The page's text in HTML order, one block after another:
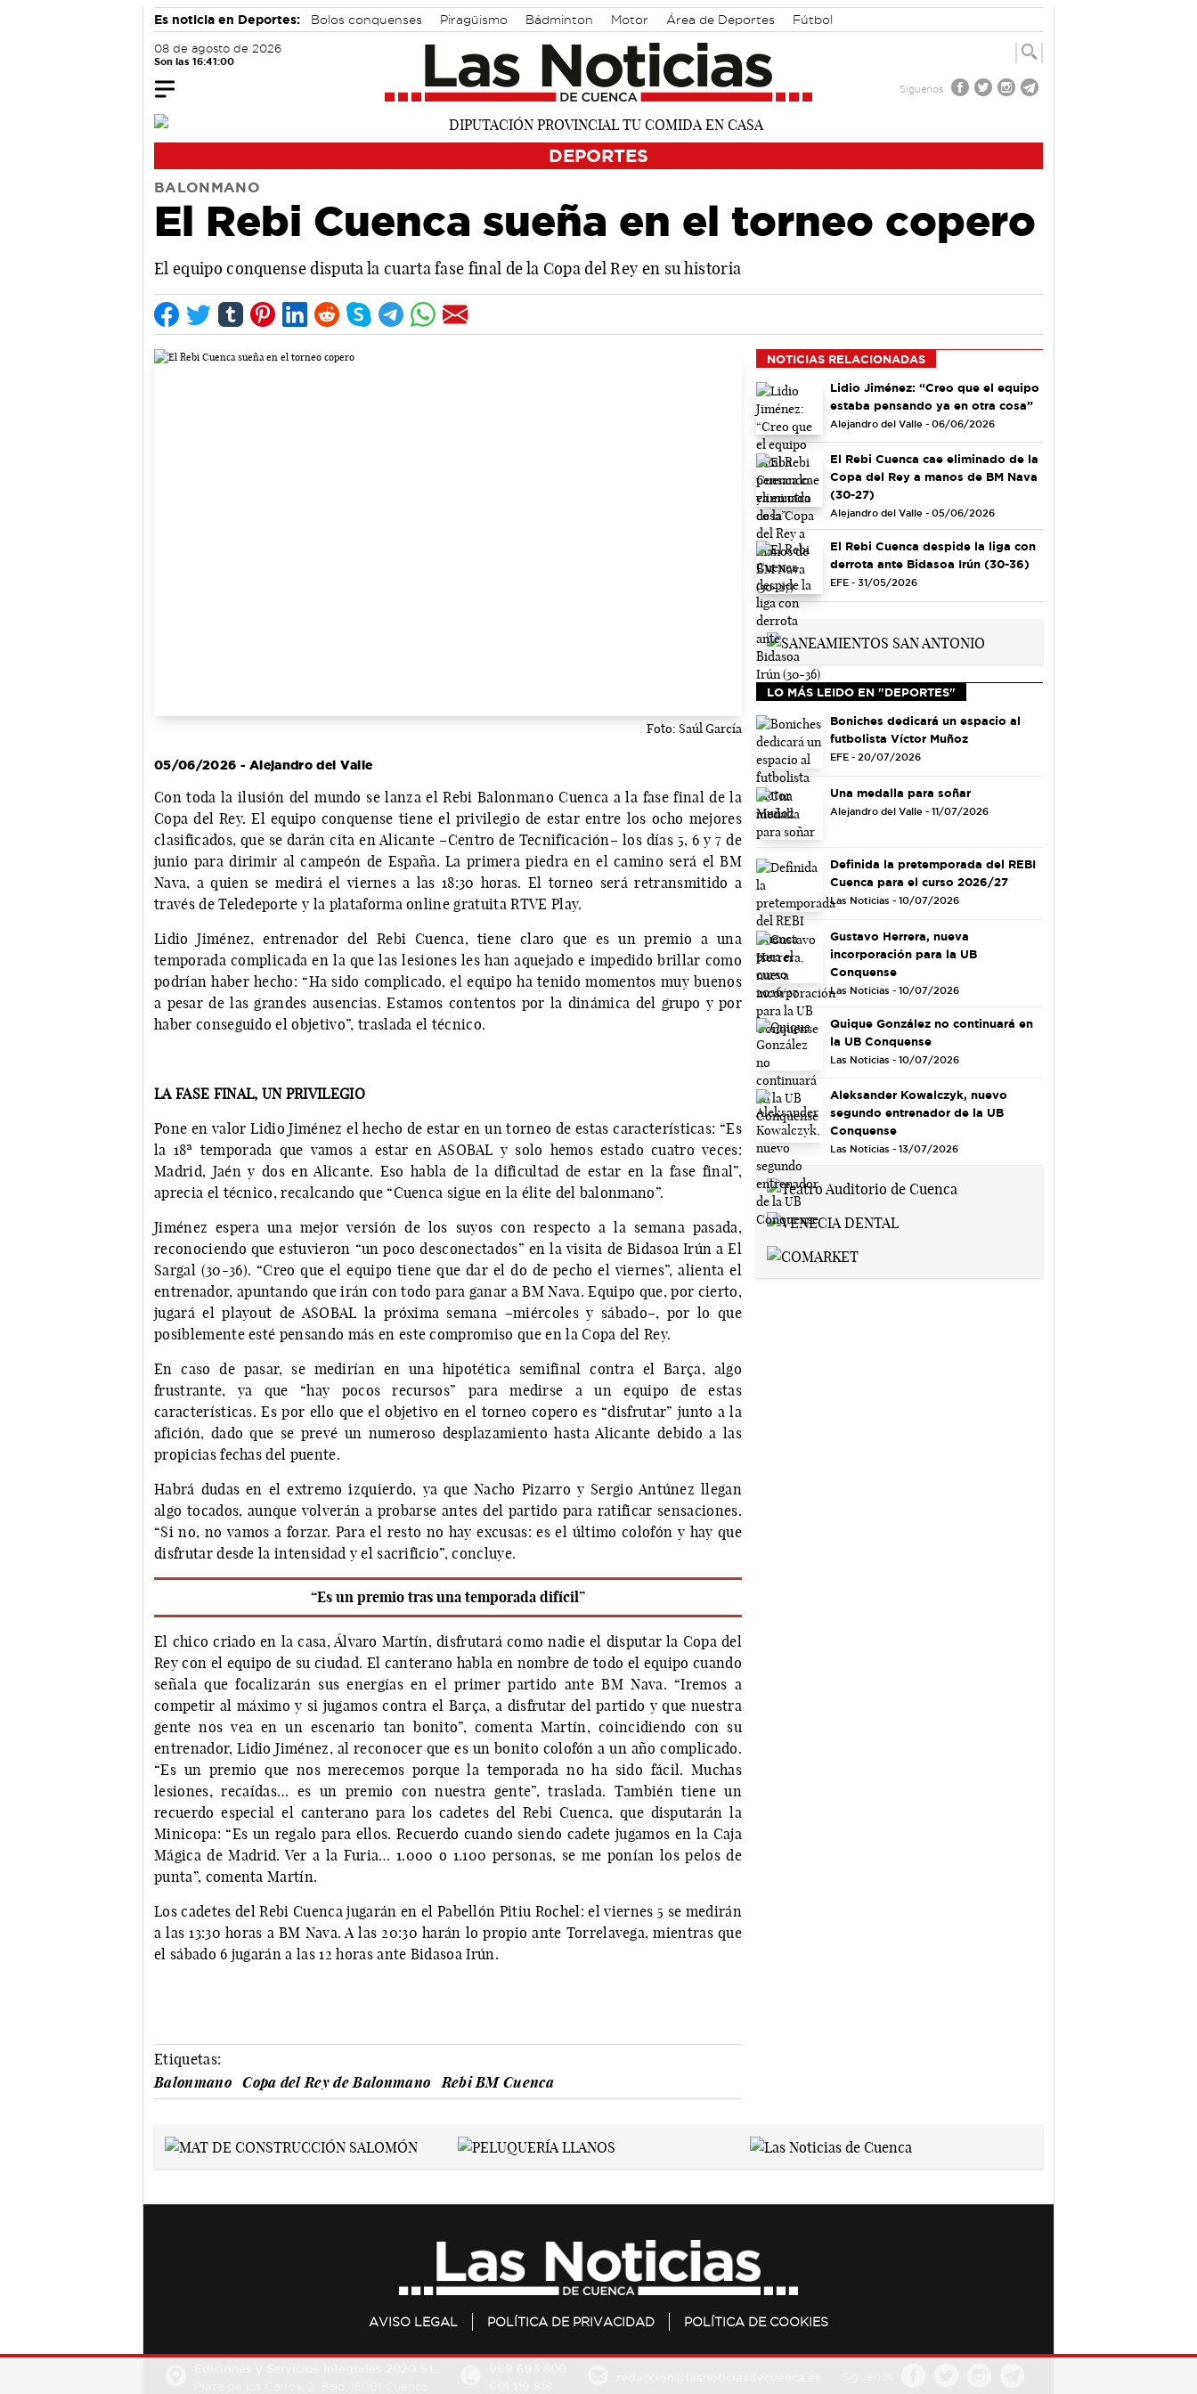
Es noticia en Deportes: Bolos conquenses Piragüismo Bádminton Motor Área de Deportes Fútbol
08 de agosto de 2026
Son las 16:41:01
Síguenos
DEPORTES
BALONMANO
El Rebi Cuenca sueña en el torneo copero
El equipo conquense disputa la cuarta fase final de la Copa del Rey en su historia
Foto: Saúl García
05/06/2026 - Alejandro del Valle
Con toda la ilusión del mundo se lanza el Rebi Balonmano Cuenca a la fase final de la
Copa del Rey. El equipo conquense tiene el privilegio de estar entre los ocho mejores
clasificados, que se darán cita en Alicante –Centro de Tecnificación– los días 5, 6 y 7 de
junio para dirimir al campeón de España. La primera piedra en el camino será el BM
Nava, a quien se medirá el viernes a las 18:30 horas. El torneo será retransmitido a
través de Teledeporte y la plataforma online gratuita RTVE Play.
Lidio Jiménez, entrenador del Rebi Cuenca, tiene claro que es un premio a una
temporada complicada en la que las lesiones les han aquejado e impedido brillar como
podrían haber hecho: “Ha sido complicado, el equipo ha tenido momentos muy buenos
a pesar de las grandes ausencias. Estamos contentos por la dinámica del grupo y por
haber conseguido el objetivo”, traslada el técnico.
LA FASE FINAL, UN PRIVILEGIO
Pone en valor Lidio Jiménez el hecho de estar en un torneo de estas características: “Es
la 18ª temporada que vamos a estar en ASOBAL y solo hemos estado cuatro veces:
Madrid, Jaén y dos en Alicante. Eso habla de la dificultad de estar en la fase final”,
aprecia el técnico, recalcando que “Cuenca sigue en la élite del balonmano”.
Jiménez espera una mejor versión de los suyos con respecto a la semana pasada,
reconociendo que estuvieron “un poco desconectados” en la visita de Bidasoa Irún a El
Sargal (30-36). “Creo que el equipo tiene que dar el do de pecho el viernes”, alienta el
entrenador, apuntando que irán con todo para ganar a BM Nava. Equipo que, por cierto,
jugará el playout de ASOBAL la próxima semana –miércoles y sábado–, por lo que
posiblemente esté pensando más en este compromiso que en la Copa del Rey.
En caso de pasar, se medirían en una hipotética semifinal contra el Barça, algo
frustrante, ya que “hay pocos recursos” para medirse a un equipo de estas
características. Es por ello que el objetivo en el torneo copero es “disfrutar” junto a la
afición, dado que se prevé un numeroso desplazamiento hasta Alicante debido a las
propicias fechas del puente.
Habrá dudas en el extremo izquierdo, ya que Nacho Pizarro y Sergio Antúnez llegan
algo tocados, aunque volverán a probarse antes del partido para ratificar sensaciones.
“Si no, no vamos a forzar. Para el resto no hay excusas: es el último colofón y hay que
disfrutar desde la intensidad y el sacrificio”, concluye.
“Es un premio tras una temporada difícil”
El chico criado en la casa, Álvaro Martín, disfrutará como nadie el disputar la Copa del
Rey con el equipo de su ciudad. El canterano habla en nombre de todo el equipo cuando
señala que focalizarán sus energías en el primer partido ante BM Nava. “Iremos a
competir al máximo y si jugamos contra el Barça, a disfrutar del partido y que nuestra
gente nos vea en un escenario tan bonito”, comenta Martín, coincidiendo con su
entrenador, Lidio Jiménez, al reconocer que es un bonito colofón a un año complicado.
“Es un premio que nos merecemos porque la temporada no ha sido fácil. Muchas
lesiones, recaídas… es un premio con nuestra gente”, traslada. También tiene un
recuerdo especial el canterano para los cadetes del Rebi Cuenca, que disputarán la
Minicopa: “Es un regalo para ellos. Recuerdo cuando siendo cadete jugamos en la Caja
Mágica de Madrid. Ver a la Furia… 1.000 o 1.100 personas, se me ponían los pelos de
punta”, comenta Martín.
Los cadetes del Rebi Cuenca jugarán en el Pabellón Pitiu Rochel: el viernes 5 se medirán
a las 13:30 horas a BM Nava. A las 20:30 harán lo propio ante Torrelavega, mientras que
el sábado 6 jugarán a las 12 horas ante Bidasoa Irún.
Etiquetas:
Balonmano
Copa del Rey de Balonmano Rebi BM Cuenca
NOTICIAS RELACIONADAS
Lidio Jiménez: “Creo que el equipo
estaba pensando ya en otra cosa”
Alejandro del Valle - 06/06/2026
El Rebi Cuenca cae eliminado de la
Copa del Rey a manos de BM Nava
(30-27)
Alejandro del Valle - 05/06/2026
El Rebi Cuenca despide la liga con
derrota ante Bidasoa Irún (30-36)
EFE - 31/05/2026
LO MÁS LEIDO EN "DEPORTES"
Boniches dedicará un espacio al
futbolista Víctor Muñoz
EFE - 20/07/2026
Una medalla para soñar
Alejandro del Valle - 11/07/2026
Definida la pretemporada del REBI
Cuenca para el curso 2026/27
Las Noticias - 10/07/2026
Gustavo Herrera, nueva
incorporación para la UB
Conquense
Las Noticias - 10/07/2026
Quique González no continuará en
la UB Conquense
Las Noticias - 10/07/2026
Aleksander Kowalczyk, nuevo
segundo entrenador de la UB
Conquense
Las Noticias - 13/07/2026
AVISO LEGAL POLÍTICA DE PRIVACIDAD POLÍTICA DE COOKIES